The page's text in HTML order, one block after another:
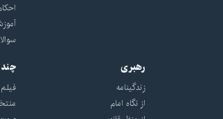
رهبری
زندگینامه
از نگاه امام